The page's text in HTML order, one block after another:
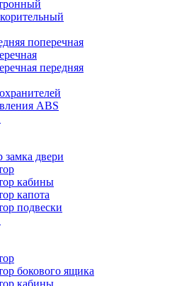
поперечная
передняя
ABS
замка двери
кабины
капота
подвески
бокового ящика
кабины